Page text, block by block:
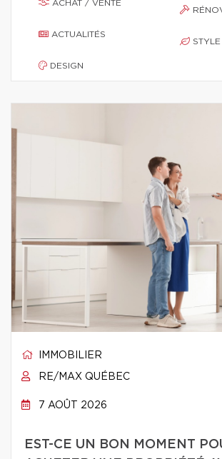
ACHAT / VENTE
ACTUALITÉS
DESIGN
IMMOBILIER
RE/MAX QUÉBEC
7 AOÛT 2026
EST-CE UN BON MOMENT